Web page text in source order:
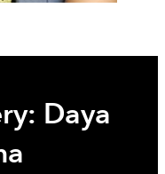
Daya